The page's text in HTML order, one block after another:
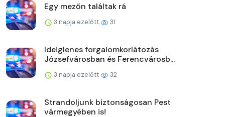
Egy mezőn találtak rá
3 napja ezelőtt 31
Ideiglenes forgalomkorlátozás
Józsefvárosban és Ferencvárosb...
3 napja ezelőtt 32
Strandoljunk biztonságosan Pest
vármegyében is!